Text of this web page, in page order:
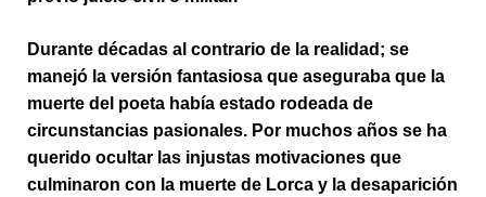
Durante décadas al contrario de la realidad; se
manejó la versión fantasiosa que aseguraba que la
muerte del poeta había estado rodeada de
circunstancias pasionales. Por muchos años se ha
querido ocultar las injustas motivaciones que
culminaron con la muerte de Lorca y la desaparición